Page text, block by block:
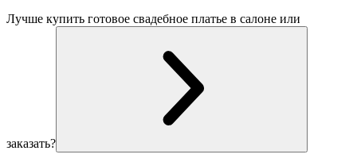
Лучше купить готовое свадебное платье в салоне или
заказать?